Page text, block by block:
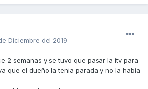
Diciembre del 2019
2 semanas y se tuvo que pasar la itv para
que el dueño la tenia parada y no la habia